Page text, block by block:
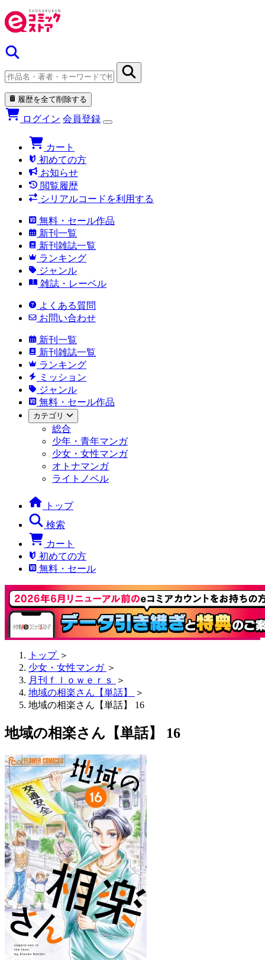
履歴を全て削除する
ログイン 会員登録
カート
初めての方
お知らせ
閲覧履歴
シリアルコードを利用する
無料・セール作品
新刊一覧
新刊雑誌一覧
ランキング
ジャンル
雑誌・レーベル
よくある質問
お問い合わせ
新刊一覧
新刊雑誌一覧
ランキング
ミッション
ジャンル
無料・セール作品
カテゴリ
総合
少年・青年マンガ
少女・女性マンガ
オトナマンガ
ライトノベル
トップ
検索
カート
初めての方
無料・セール
トップ ＞
少女・女性マンガ ＞
月刊ｆｌｏｗｅｒｓ
＞
地域の相楽さん【単話】
＞
地域の相楽さん【単話】 16
地域の相楽さん【単話】 16